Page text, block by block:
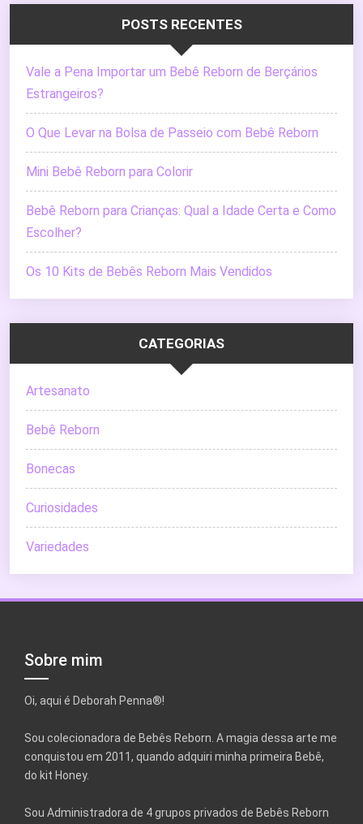
POSTS RECENTES
Vale a Pena Importar um Bebê Reborn de Berçários
Estrangeiros?
O Que Levar na Bolsa de Passeio com Bebê Reborn
Mini Bebê Reborn para Colorir
Bebê Reborn para Crianças: Qual a Idade Certa e Como
Escolher?
Os 10 Kits de Bebês Reborn Mais Vendidos
CATEGORIAS
Artesanato
Bebê Reborn
Bonecas
Curiosidades
Variedades
Sobre mim
Oi, aqui é Deborah Penna®!
Sou colecionadora de Bebês Reborn. A magia dessa arte me
conquistou em 2011, quando adquiri minha primeira Bebê,
do kit Honey.
Sou Administradora de 4 grupos privados de Bebês Reborn